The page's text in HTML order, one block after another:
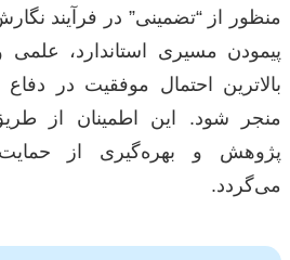
منظور از “تضمینی” در فرآیند
پیمودن مسیری استاندارد،
بالاترین احتمال موفقیت در
منجر شود. این اطمینان از
پژوهش و بهره‌گیری از
می‌گردد.